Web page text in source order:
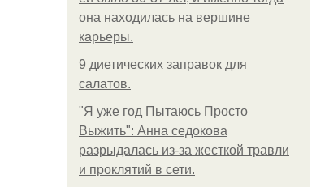
она находилась на вершине
карьеры.
9 диетических заправок для
салатов.
"Я уже год Пытаюсь Просто
Выжить": Анна седокова
разрыдалась из-за жесткой травли
и проклятий в сети.